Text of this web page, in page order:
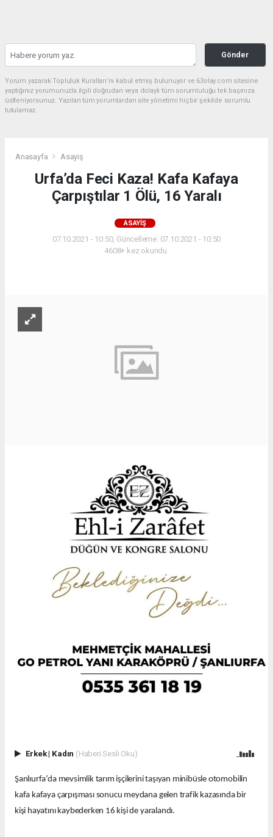
Gönder
Yorum yazarak Topluluk Kuralları’nı kabul etmiş bulunuyor ve 63olay.com sitesine
yaptığınız yorumunuzla ilgili doğrudan veya dolaylı tüm sorumluluğu tek başınıza
üstleniyorsunuz. Yazılan tüm yorumlardan site yönetimi hiçbir şekilde sorumlu
tutulamaz.
Anasayfa Asayiş
Urfa’da Feci Kaza! Kafa Kafaya
Çarpıştılar 1 Ölü, 16 Yaralı
ASAYIŞ
07.10.2021 - 10:50, Güncelleme: 07.10.2021 - 10:50
4608+ kez okundu.
Erkek| Kadın (Haberi Sesli Oku)
Şanlıurfa’da mevsimlik tarım işçilerini taşıyan minibüsle otomobilin
kafa kafaya çarpışması sonucu meydana gelen trafik kazasında bir
kişi hayatını kaybederken 16 kişi de yaralandı.